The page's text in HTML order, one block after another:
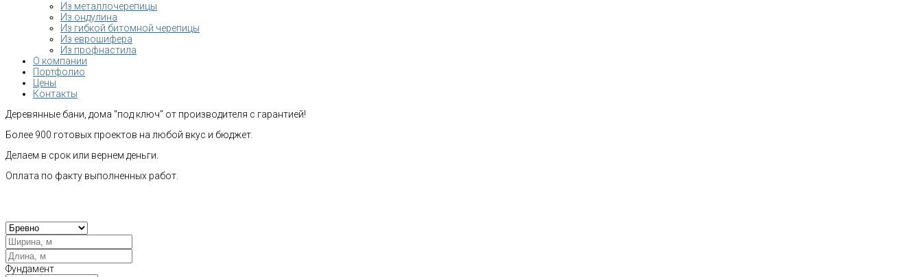
Из металлочерепицы
Из ондулина
Из гибкой битомной черепицы
Из еврошифера
Из профнастила
О компании
Портфолио
Цены
Контакты
Деревянные бани, дома "под ключ" от производителя с гарантией!
Более 900 готовых проектов на любой вкус и бюджет.
Делаем в срок или вернем деньги.
Оплата по факту выполненных работ.
Фундамент